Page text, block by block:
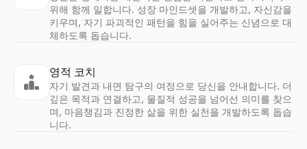
위해 함께 일합니다. 성장 마인드셋을 개발하고, 자신감을
키우며, 자기 파괴적인 패턴을 힘을 실어주는 신념으로 대
체하도록 돕습니다.
영적 코치
자기 발견과 내면 탐구의 여정으로 당신을 안내합니다. 더
깊은 목적과 연결하고, 물질적 성공을 넘어선 의미를 찾으
며, 마음챙김과 진정한 삶을 위한 실천을 개발하도록 돕습
니다.